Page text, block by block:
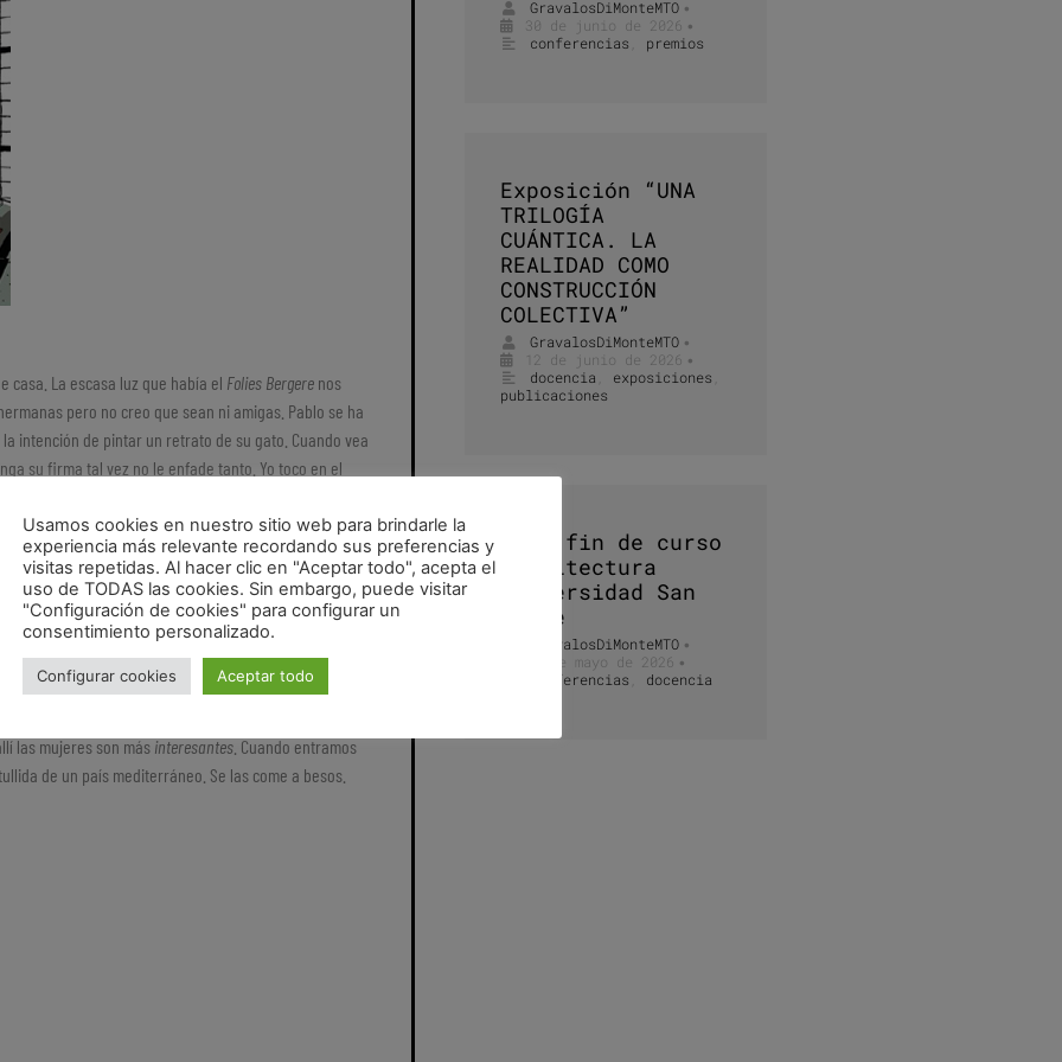
casa. La escasa luz que había el Folies Bergere nos
pero no creo que sean ni amigas. Pablo se ha
intención de pintar un retrato de su gato. Cuando vea
su firma tal vez no le enfade tanto. Yo toco en el
cosas, a tocar el piano y a reconocer cuando una
todas las noches. El tipo no sabe que nosotros lo
las mujeres son másinteresantes. Cuando entramos
de un país mediterráneo. Se las come a besos.
GravalosDiMonteMTO •
30 de junio de 2026 •
conferencias premios
Exposición “UNA
TRILOGÍA
CUÁNTICA. LA
REALIDAD COMO
CONSTRUCCIÓN
COLECTIVA”
GravalosDiMonteMTO •
12 de junio de 2026 •
docencia exposiciones
publicaciones
Jury fin de curso
Arquitectura
Universidad San
Jorge
GravalosDiMonteMTO •
21 de mayo de 2026 •
conferencias docencia
Usamos cookies en nuestro sitio web para brindarle la
experiencia más relevante recordando sus preferencias y
visitas repetidas. Al hacer clic en "Aceptar todo", acepta el
uso de TODAS las cookies. Sin embargo, puede visitar
"Configuración de cookies" para configurar un
consentimiento personalizado.
Configurar cookies Aceptar todo